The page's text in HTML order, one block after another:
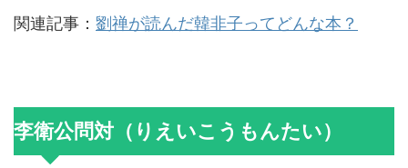
関連記事： 劉禅が読んだ韓非子ってどんな本？
李衛公問対（りえいこうもんたい）